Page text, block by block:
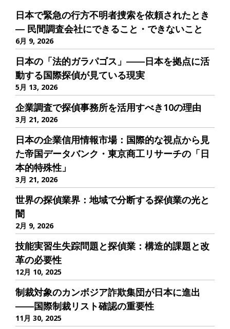
日本で緊急の行方不明者捜索を依頼されたとき
― 民間調査会社にできること・できないこと
6月 9, 2026
日本の「法的ガラパゴス」――日本を拠点に活
動する国際探偵が見ている現実
5月 13, 2026
企業調査で探偵事務所を活用すべき10の理由
3月 21, 2026
日本の企業信用情報市場：国際的な視点から見
た帝国データバンク・東京商工リサーチの「日
本的特殊性」
3月 21, 2026
世界の探偵業界：地域で分断する探偵業の光と
闇
2月 9, 2026
技能実習生失踪問題と探偵業：構造的課題と改
革の必要性
12月 10, 2025
制裁対象のカンボジア詐欺集団が日本に進出
――国際制裁リスト確認の重要性
11月 30, 2025